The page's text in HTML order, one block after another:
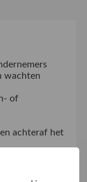
wachten
of
achteraf het
de